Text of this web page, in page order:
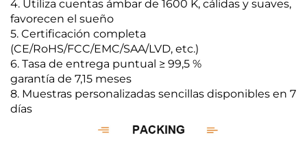
4. Utiliza cuentas ámbar de 1600 K, cálidas y suaves,
favorecen el sueño
5. Certificación completa
(CE/RoHS/FCC/EMC/SAA/LVD, etc.)
6. Tasa de entrega puntual ≥ 99,5 %
garantía de 7,15 meses
8. Muestras personalizadas sencillas disponibles en 7
días